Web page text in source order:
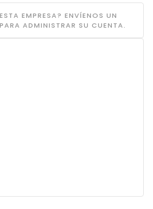
EMPRESA? ENVÍENOS UN
ADMINISTRAR SU CUENTA.